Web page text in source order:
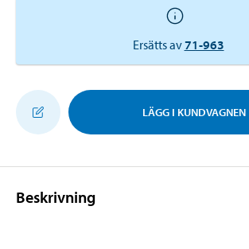
Ersätts av71-963
LÄGG I KUNDVAGNEN
Beskrivning